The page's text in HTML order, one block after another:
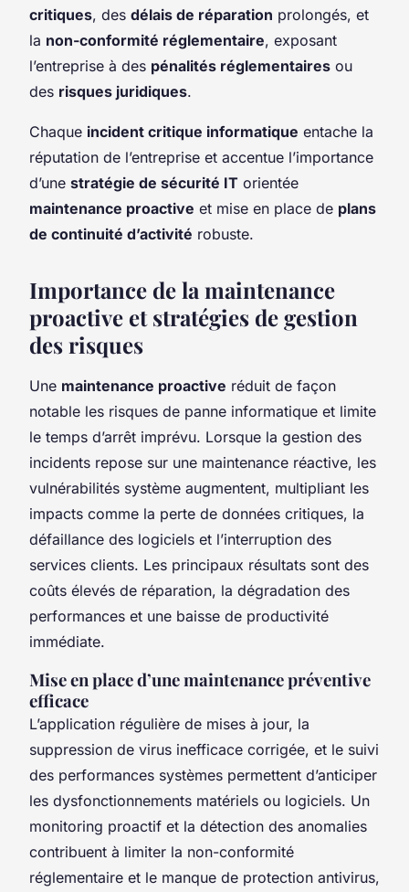
critiques, des délais de réparation prolongés, et
la non-conformité réglementaire, exposant
l’entreprise à des pénalités réglementaires ou
des risques juridiques.
Chaque incident critique informatique entache la
réputation de l’entreprise et accentue l’importance
d’une stratégie de sécurité IT orientée
maintenance proactive et mise en place de plans
de continuité d’activité robuste.
Importance de la maintenance
proactive et stratégies de gestion
des risques
Une maintenance proactive réduit de façon
notable les risques de panne informatique et limite
le temps d’arrêt imprévu. Lorsque la gestion des
incidents repose sur une maintenance réactive, les
vulnérabilités système augmentent, multipliant les
impacts comme la perte de données critiques, la
défaillance des logiciels et l’interruption des
services clients. Les principaux résultats sont des
coûts élevés de réparation, la dégradation des
performances et une baisse de productivité
immédiate.
Mise en place d’une maintenance préventive
efficace
L’application régulière de mises à jour, la
suppression de virus inefficace corrigée, et le suivi
des performances systèmes permettent d’anticiper
les dysfonctionnements matériels ou logiciels. Un
monitoring proactif et la détection des anomalies
contribuent à limiter la non-conformité
réglementaire et le manque de protection antivirus,